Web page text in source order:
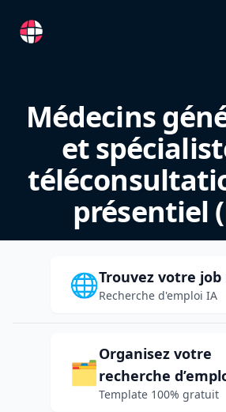
RemoteFR
Médecins
et
présentiel
🌐Trouvez votre
Recherche d'emploi IA
🗂️
Organisez votre
recherche
Template 100% gratuit